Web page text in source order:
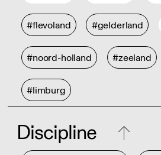
#flevoland #gelderland
#noord-holland #zeeland
#limburg
Discipline